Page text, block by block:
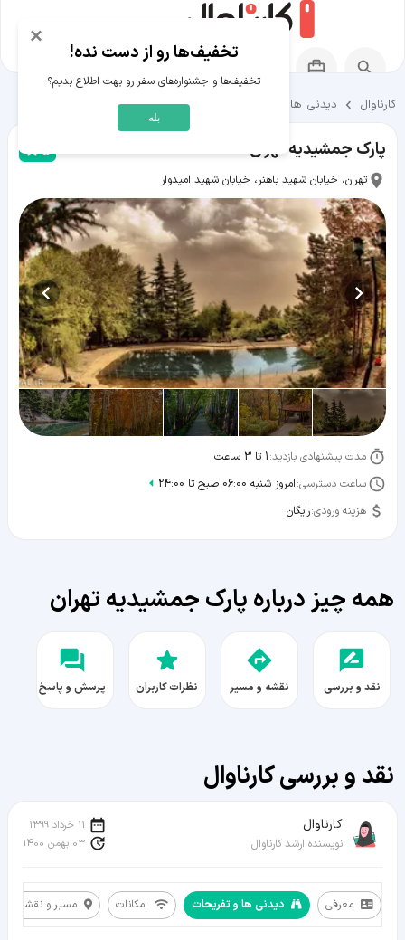
کارناوال دیدنی ها و تفریحات دیدنی ها و تفریحات تهران
پارک جمشیدیه تهران 5
تهران، خیابان شهید باهنر، خیابان شهید امیدوار
مدت پیشنهادی بازدید:1 تا 3 ساعت
ساعت دسترسی:امروز شنبه 06:00 صبح تا 24:00
هزینه ورودی:رایگان
همه چیز درباره پارک جمشیدیه تهران
نقد و بررسی نقشه و مسیر نظرات کاربران پرسش و پاسخ
نقد و بررسی کارناوال
کارناوال
نویسنده ارشد کارناوال
11 خرداد 1399
03 بهمن 1400
معرفی دیدنی ها و تفریحات امکانات
مسیر و نقشه
×
تخفیف‌ها رو از دست نده!
تخفیف‌ها و جشنواره‌های سفر رو بهت اطلاع بدیم؟
بله